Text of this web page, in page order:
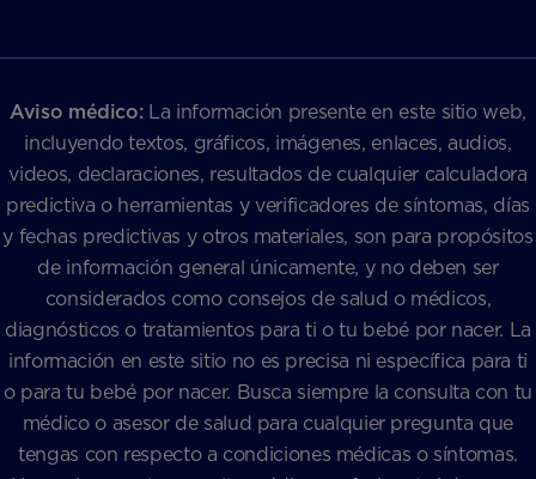
Aviso médico:La información presente en este sitio web,
incluyendo textos, gráficos, imágenes, enlaces, audios,
videos, declaraciones, resultados de cualquier calculadora
predictiva o herramientas y verificadores de síntomas, días
y fechas predictivas y otros materiales, son para propósitos
de información general únicamente, y no deben ser
considerados como consejos de salud o médicos,
diagnósticos o tratamientos para ti o tu bebé por nacer. La
información en este sitio no es precisa ni específica para ti
o para tu bebé por nacer. Busca siempre la consulta con tu
médico o asesor de salud para cualquier pregunta que
tengas con respecto a condiciones médicas o síntomas.